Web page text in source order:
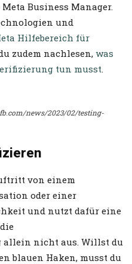
Business Manager.
und
Hilfebereich für
zudem nachlesen, was
tun musst.
news/2023/02/testing-
von einem
oder einer
und nutzt dafür eine
allein nicht aus. Willst du
blauen Haken, musst du